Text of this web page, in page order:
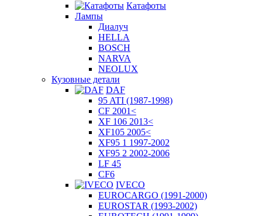
Катафоты
Лампы
Диалуч
HELLA
BOSCH
NARVA
NEOLUX
Кузовные детали
DAF
95 ATI (1987-1998)
CF 2001<
XF 106 2013<
XF105 2005<
XF95 1 1997-2002
XF95 2 2002-2006
LF 45
CF6
IVECO
EUROCARGO (1991-2000)
EUROSTAR (1993-2002)